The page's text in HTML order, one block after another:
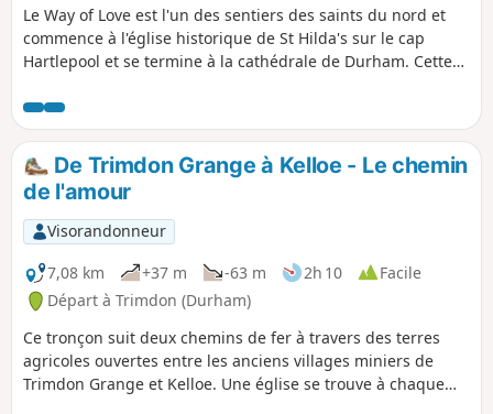
Le Way of Love est l'un des sentiers des saints du nord et
commence à l'église historique de St Hilda's sur le cap
Hartlepool et se termine à la cathédrale de Durham. Cette
villages ainsi que des terres agricoles et des bois, en
passant par Crimdon Beck et Bellows Burn.
De Trimdon Grange à Kelloe - Le chemin
de l'amour
Visorandonneur
7,08 km
+37 m -63 m 2h 10
Facile
Départ à Trimdon (Durham)
Ce tronçon suit deux chemins de fer à travers des terres
agricoles ouvertes entre les anciens villages miniers de
Trimdon Grange et Kelloe. Une église se trouve à chaque